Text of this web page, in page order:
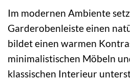
Im modernen Ambiente
Garderobenleiste einen
bildet einen warmen
minimalistischen Möbeln
klassischen Interieur